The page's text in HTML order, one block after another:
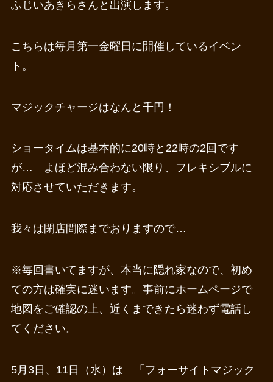
ふじいあきらさんと出演します。
こちらは毎月第一金曜日に開催しているイベン
ト。
マジックチャージはなんと千円！
ショータイムは基本的に20時と22時の2回です
が… よほど混み合わない限り、フレキシブルに
対応させていただきます。
我々は閉店間際までおりますので…
※毎回書いてますが、本当に隠れ家なので、初め
ての方は確実に迷います。事前にホームページで
地図をご確認の上、近くまできたら迷わず電話し
てください。
5月3日、11日（水）は 「フォーサイトマジック